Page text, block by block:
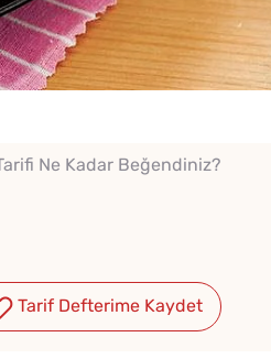
Ne Kadar Beğendiniz?
Tarif Defterime Kaydet